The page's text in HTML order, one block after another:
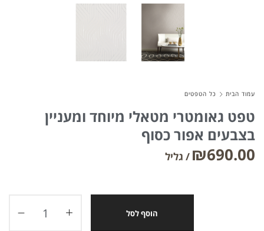
Community
Meetups
עמוד הבית כל הטפטים
טפט גאומטרי מטאלי מיוחד ומעניין
בצבעים אפור כסוף
₪690.00
הוסף לסל